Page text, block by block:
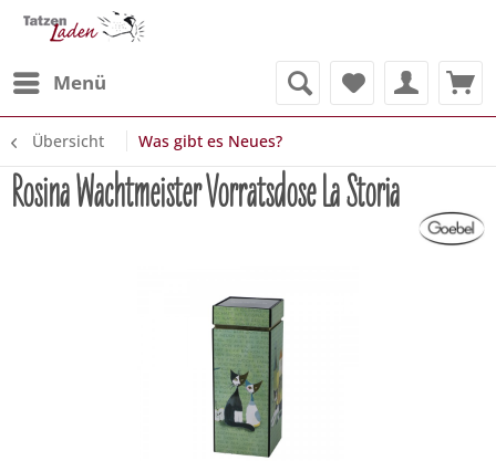
Menü
Übersicht Was gibt es Neues?
Rosina Wachtmeister Vorratsdose La Storia